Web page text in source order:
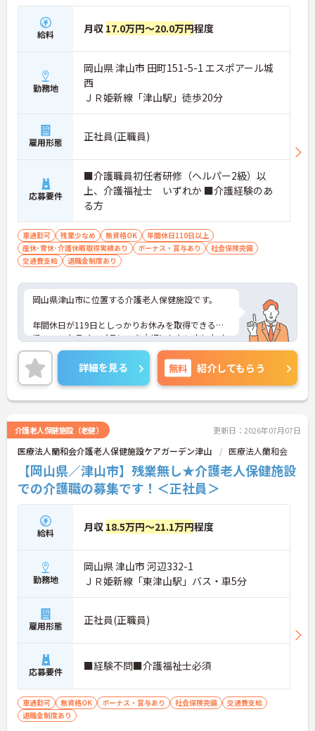
給料 月収 17.0万円～20.0万円程度
勤務地
岡山県 津山市 田町151-5-1 エスポアール城
西
ＪＲ姫新線「津山駅」徒歩20分
雇用形態 正社員(正職員)
応募要件
■介護職員初任者研修（ヘルパー2級）以
上、介護福祉士 いずれか ■介護経験のあ
る方
車通勤可 残業少なめ 無資格OK
年間休日110日以上
産休･育休･介護休暇取得実績あり
ボーナス・賞与あり
社会保険完備
交通費支給
退職金制度あり
岡山県津山市に位置する介護老人保健施設です。
年間休日が119日としっかりお休みを取得できるの
で、ワークライフバランスを大切にしたい方におす
すめです。
賞与は計4ヶ月分の支給実績と嬉しい高待遇です。
ご興味のある方には、面接対策ポイントなど、さら
さい！
詳細を見る 無料 紹介してもらう
介護老人保健施設（老健） 更新日：2026年07月07日
医療法人蘭和会介護老人保健施設ケアガーデン津山 医療法人蘭和会
【岡山県／津山市】残業無し★介護老人保健施設
での介護職の募集です！＜正社員＞
給料 月収 18.5万円～21.1万円程度
勤務地
岡山県 津山市 河辺332-1
ＪＲ姫新線「東津山駅」バス・車5分
雇用形態 正社員(正職員)
応募要件 ■経験不問■介護福祉士必須
車通勤可 無資格OK ボーナス・賞与あり 社会保険完備
交通費支給
退職金制度あり